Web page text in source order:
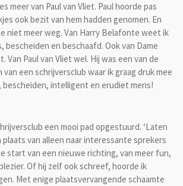
meer van Paul van Vliet. Paul hoorde pas
ook bezit van hem hadden genomen. En
niet meer weg. Van Harry Belafonte weet ik
bescheiden en beschaafd. Ook van Dame
Van Paul van Vliet wel. Hij was een van de
een schrijversclub waar ik graag druk mee
bescheiden, intelligent en erudiet mens!
een mooi pad opgestuurd. ‘Laten
van alleen naar interessante sprekers
start van een nieuwe richting, van meer fun,
Of hij zelf ook schreef, hoorde ik
Met enige plaatsvervangende schaamte